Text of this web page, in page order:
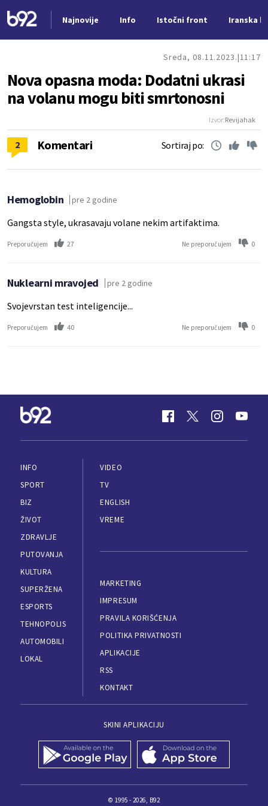
Najnovije Info Istočni front Iranska
Sreda, 08.11.2023. 11:17
Nova opasna moda: Dodatni ukrasi
na volanu mogu biti smrtonosni
Izvor:Revijahak
2 Komentari Sortiraj po:
Hemoglobin pre 2 godine
Gangsta style, ukrasavaju volane nekim artifaktima.
Preporučujem 27 Ne preporučujem 0
Nuklearni mravojed pre 2 godine
Svojevrstan test inteligencije...
Preporučujem 40 Ne preporučujem 0
INFO
SPORT
BIZ
ŽIVOT
ZDRAVLJE
PUTOVANJA
KULTURA
SUPERŽENA
ESPORTS
TEHNOPOLIS
AUTOMOBILI
LOKAL
VIDEO
TV
ENGLISH
VREME
MARKETING
IMPRESUM
PRAVILA KORIŠĆENJA
POLITIKA PRIVATNOSTI
APLIKACIJE
RSS
KONTAKT
SKINI APLIKACIJU
© 1995 - 2026, B92